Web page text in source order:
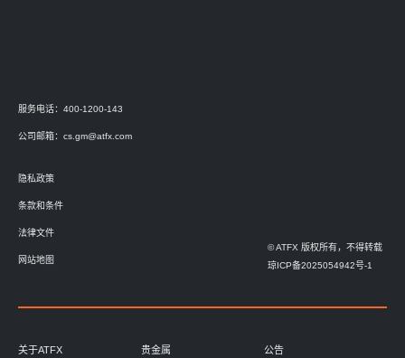
服务电话：400-1200-143
公司邮箱： cs.gm@atfx.com
隐私政策
条款和条件
法律文件
网站地图
© ATFX 版权所有，不得转载
琼ICP备2025054942号-1
关于ATFX 贵金属 公告